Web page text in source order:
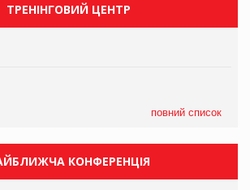
ТРЕНІНГОВИЙ ЦЕНТР
повний список
КОНФЕРЕНЦІЯ